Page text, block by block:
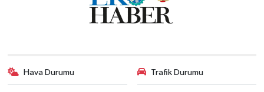
Hava Durumu Trafik Durumu